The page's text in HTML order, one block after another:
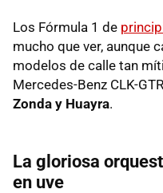
Los Fórmula 1 de
mucho que ver, aunque
modelos de calle tan
Mercedes-Benz CLK-
Zonda y Huayra.
La gloriosa
en uve